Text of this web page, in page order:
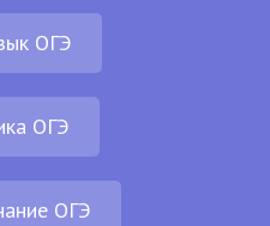
ОГЭ
ОГЭ
ОГЭ